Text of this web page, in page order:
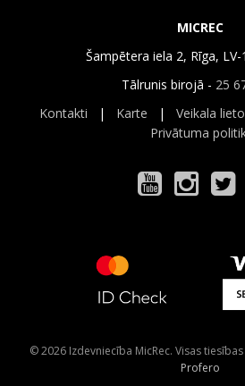
MICREC
Šampētera iela 2, Rīga,
Tālrunis birojā - 25
Kontakti | Karte | Veikala
Privātuma
© 2026 Izdevniecība MicRec. Visas
Profero